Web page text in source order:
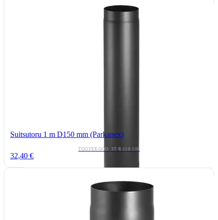
Suitsutoru 1 m D150 mm (Parkanex)
TOOTEKOOD: ST-R-150-100
32,40 €